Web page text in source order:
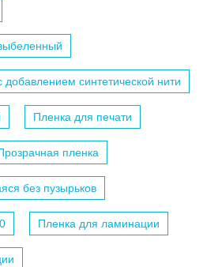
добавлением синтетической нити
Пленка для печати
пленка
без пузырьков
Пленка для ламинации